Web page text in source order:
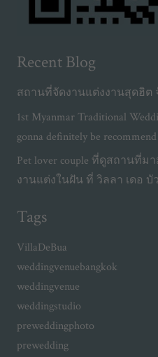
Recent Blog
สถานที่จัดงานแต่งงานสุดฮิต
1st Myanmar Traditional
gonna definitely be
Pet lover couple ที่ดูสถานที่ม
งานแต่งในฝัน ที่ วิลลา เดอ บั
Tags
VillaDeBua
weddingvenuebangkok
weddingvenue
weddingstudio
preweddingphoto
prewedding